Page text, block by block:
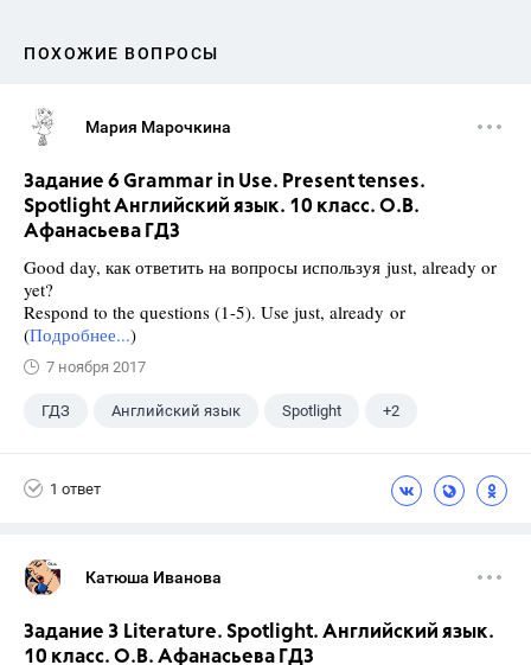
ПОХОЖИЕ ВОПРОСЫ
Мария Марочкина
Задание 6 Grammar in Use. Present tenses.
Spotlight Английский язык. 10 класс. О.В.
Афанасьева ГДЗ
Good day, как ответить на вопросы используя just, already or
yet?
Respond to the questions (1-5). Use just, already or
(Подробнее...)
7 ноября 2017
ГДЗ Английский язык Spotlight +2
1 ответ
Катюша Иванова
Задание 3 Literature. Spotlight. Английский язык.
10 класс. О.В. Афанасьева ГДЗ